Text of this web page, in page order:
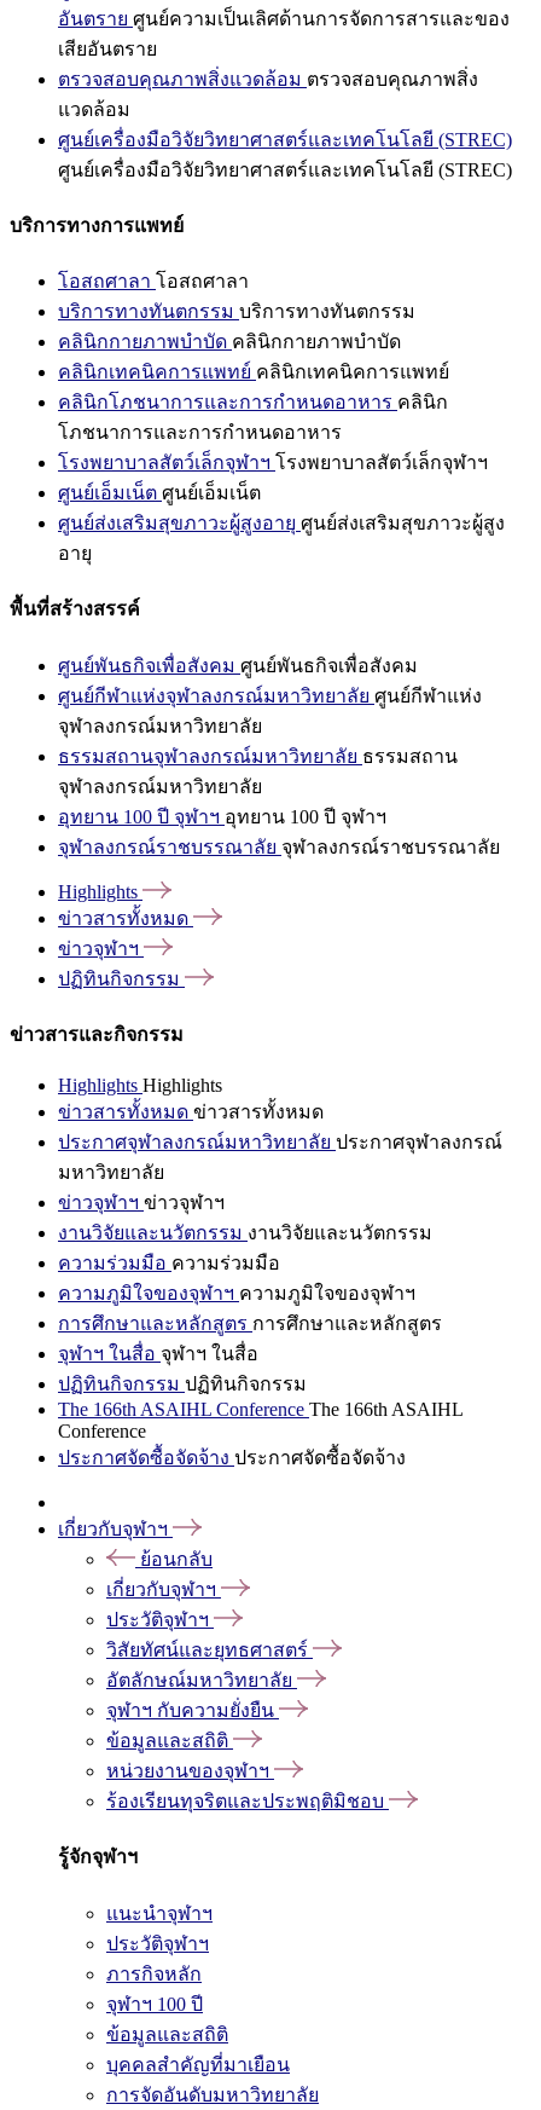
อันตราย ศูนย์ความเป็นเลิศด้านการจัดการสารและของ
เสียอันตราย
ตรวจสอบคุณภาพสิ่งแวดล้อม ตรวจสอบคุณภาพสิ่ง
แวดล้อม
ศูนย์เครื่องมือวิจัยวิทยาศาสตร์และเทคโนโลยี (STREC)
ศูนย์เครื่องมือวิจัยวิทยาศาสตร์และเทคโนโลยี (STREC)
บริการทางการแพทย์
โอสถศาลา โอสถศาลา
บริการทางทันตกรรม บริการทางทันตกรรม
คลินิกกายภาพบำบัด คลินิกกายภาพบำบัด
คลินิกเทคนิคการแพทย์ คลินิกเทคนิคการแพทย์
คลินิกโภชนาการและการกำหนดอาหาร คลินิก
โภชนาการและการกำหนดอาหาร
โรงพยาบาลสัตว์เล็กจุฬาฯ โรงพยาบาลสัตว์เล็กจุฬาฯ
ศูนย์เอ็มเน็ต ศูนย์เอ็มเน็ต
ศูนย์ส่งเสริมสุขภาวะผู้สูงอายุ ศูนย์ส่งเสริมสุขภาวะผู้สูง
อายุ
พื้นที่สร้างสรรค์
ศูนย์พันธกิจเพื่อสังคม ศูนย์พันธกิจเพื่อสังคม
ศูนย์กีฬาแห่งจุฬาลงกรณ์มหาวิทยาลัย ศูนย์กีฬาแห่ง
จุฬาลงกรณ์มหาวิทยาลัย
ธรรมสถานจุฬาลงกรณ์มหาวิทยาลัย ธรรมสถาน
จุฬาลงกรณ์มหาวิทยาลัย
อุทยาน 100 ปี จุฬาฯ อุทยาน 100 ปี จุฬาฯ
จุฬาลงกรณ์ราชบรรณาลัย จุฬาลงกรณ์ราชบรรณาลัย
Highlights
ข่าวสารทั้งหมด
ข่าวจุฬาฯ
ปฏิทินกิจกรรม
ข่าวสารและกิจกรรม
Highlights Highlights
ข่าวสารทั้งหมด ข่าวสารทั้งหมด
ประกาศจุฬาลงกรณ์มหาวิทยาลัย ประกาศจุฬาลงกรณ์
มหาวิทยาลัย
ข่าวจุฬาฯ ข่าวจุฬาฯ
งานวิจัยและนวัตกรรม งานวิจัยและนวัตกรรม
ความร่วมมือ ความร่วมมือ
ความภูมิใจของจุฬาฯ ความภูมิใจของจุฬาฯ
การศึกษาและหลักสูตร การศึกษาและหลักสูตร
จุฬาฯ ในสื่อ จุฬาฯ ในสื่อ
ปฏิทินกิจกรรม ปฏิทินกิจกรรม
The 166th ASAIHL Conference The 166th ASAIHL
Conference
ประกาศจัดซื้อจัดจ้าง ประกาศจัดซื้อจัดจ้าง
เกี่ยวกับจุฬาฯ
ย้อนกลับ
เกี่ยวกับจุฬาฯ
ประวัติจุฬาฯ
วิสัยทัศน์และยุทธศาสตร์
อัตลักษณ์มหาวิทยาลัย
จุฬาฯ กับความยั่งยืน
ข้อมูลและสถิติ
หน่วยงานของจุฬาฯ
ร้องเรียนทุจริตและประพฤติมิชอบ
รู้จักจุฬาฯ
แนะนำจุฬาฯ
ประวัติจุฬาฯ
ภารกิจหลัก
จุฬาฯ 100 ปี
ข้อมูลและสถิติ
บุคคลสำคัญที่มาเยือน
การจัดอันดับมหาวิทยาลัย